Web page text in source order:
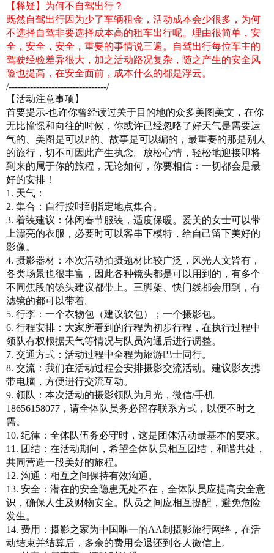
【释疑】为何不自驾出行？
既然自驾出行因为少了车辆租金，活动成本会少很多，为何
不选择自驾非要选择成本高的租车出行呢。理由很简单，安
全，安全，安全，重要的事情说三遍。自驾出行每位车主的
驾驶经验差异很大，加之活动路况复杂，随之产生的安全风
险也提高，在安全面前，成本什么的都是浮云。
/--------------------------------/
【活动注意事项】
首要提示-也许你曾经读过关于目的地的众多美图美文，在你
无比憧憬和向往的时候，你或许已经忽略了好天气是需要运
气的、美图是可以P的、故事是可以编的，最重要的那是别人
的旅行，切不可因此产生执念。放松心情，轻松地迎接即将
到来的属于你的旅程，无论如何，你要相信：一切都会是最
好的安排！
1. 天气：
2. 集合：自行按时到指定地点集合。
3. 着装建议：休闲春节服装，适度保暖。爱美的女士可以带
上漂亮的衣服，必要时可以客串下模特，给自己留下美好的
影像。
4. 摄影器材：本次活动拍摄题材比较广泛，风光人文皆有，
各类场景也很丰富，因此各种镜头都是可以用到的，有多个
不同焦段的镜头建议都带上。三脚架、快门线都会用到，有
滤镜的都可以带着。
5. 行李：一个衣物包（建议软包）；一个摄影包。
6. 行程安排：大家所看到的行程为初步行程，在执行过程中
领队有权根据天气等情况与队员沟通后进行调整。
7. 交通方式：活动过程中全程为旅游巴士同行。
8. 交流：我们在活动过程会安排摄影交流活动。建议影友携
带电脑，方便进行交流互动。
9. 领队：本次活动的摄影领队为月光，微信/手机
18656158077，请全体队员务必留存联系方式，以便不时之
需。
10. 纪律：全体队伍务必守时，这是团体活动最基本的要求。
11. 团结：在活动期间，希望全体队员相互团结，和谐共处，
共同营造一段美好的旅程。
12. 沟通：相互之间保持有效沟通。
13. 安全：潜在的安全隐患无处不在，全体队员应提高安全意
识，确保人生及财物安全。队员之间应相互提醒，避免危险
发生。
14. 费用：摄影之家为中国唯一的AA制摄影旅行网络，在活
动结束并结算后，多余的费用会退还到各人微信上。